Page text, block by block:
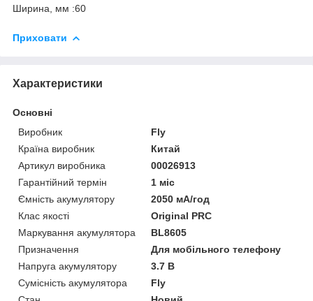
Ширина, мм :60
Приховати
Характеристики
Основні
Виробник
Fly
Країна виробник
Китай
Артикул виробника
00026913
Гарантійний термін
1 міс
Ємність акумулятору
2050 мА/год
Клас якості
Original PRC
Маркування акумулятора
BL8605
Призначення
Для мобільного телефону
Напруга акумулятору
3.7 В
Сумісність акумулятора
Fly